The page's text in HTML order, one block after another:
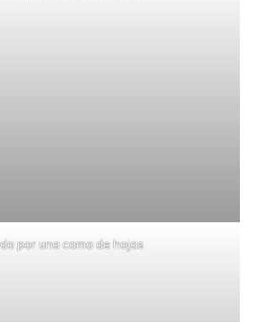
por una cama de hojas